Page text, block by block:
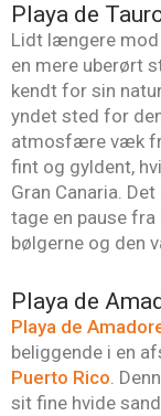
Playa de
Lidt længere mod
en mere uberørt
kendt for sin
yndet sted for
atmosfære væk
fint og gyldent,
Gran Canaria.
tage en pause
bølgerne og den
Playa de
Playa de
beliggende i en
Puerto Rico.
sit fine hvide